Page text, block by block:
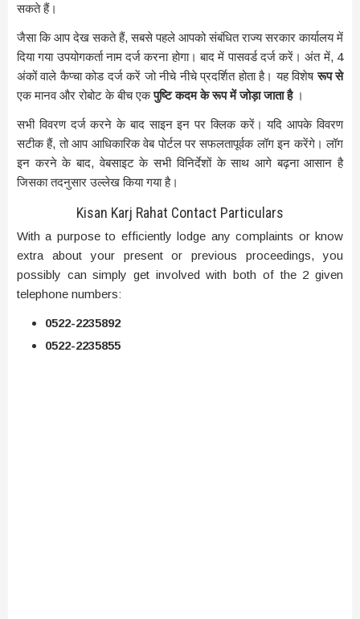
सकते हैं।
जैसा कि आप देख सकते हैं, सबसे पहले आपको संबंधित राज्य सरकार कार्यालय में
दिया गया उपयोगकर्ता नाम दर्ज करना होगा। बाद में पासवर्ड दर्ज करें। अंत में, 4
अंकों वाले कैप्चा कोड दर्ज करें जो नीचे नीचे प्रदर्शित होता है। यह विशेषरूप से
एक मानव और रोबोट के बीच एकपुष्टि कदम के रूप में जोड़ा जाता है।
सभी विवरण दर्ज करने के बाद साइन इन पर क्लिक करें। यदि आपके विवरण
सटीक हैं, तो आप आधिकारिक वेब पोर्टल पर सफलतापूर्वक लॉग इन करेंगे। लॉग
इन करने के बाद, वेबसाइट के सभी विनिर्देशों के साथ आगे बढ़ना आसान है
जिसका तदनुसार उल्लेख किया गया है।
Kisan Karj Rahat Contact Particulars
With a purpose to efficiently lodge any complaints or know
extra about your present or previous proceedings, you
possibly can simply get involved with both of the 2 given
telephone numbers:
0522-2235892
0522-2235855